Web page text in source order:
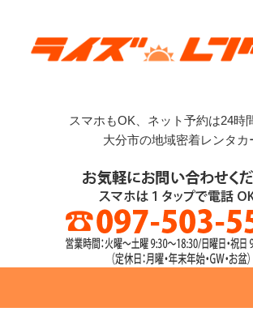
スマホもOK、ネット予約は24時
大分市の地域密着レンタカ